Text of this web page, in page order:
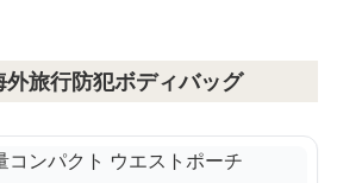
旅行防犯ボディバッグ